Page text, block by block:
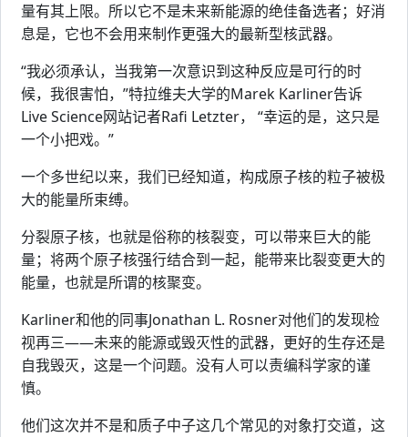
量有其上限。所以它不是未来新能源的绝佳备选者；好消
息是，它也不会用来制作更强大的最新型核武器。
“我必须承认，当我第一次意识到这种反应是可行的时
候，我很害怕，”特拉维夫大学的Marek Karliner告诉
Live Science网站记者Rafi Letzter， “幸运的是，这只是
一个小把戏。”
一个多世纪以来，我们已经知道，构成原子核的粒子被极
大的能量所束缚。
分裂原子核，也就是俗称的核裂变，可以带来巨大的能
量；将两个原子核强行结合到一起，能带来比裂变更大的
能量，也就是所谓的核聚变。
Karliner和他的同事Jonathan L. Rosner对他们的发现检
视再三——未来的能源或毁灭性的武器，更好的生存还是
自我毁灭，这是一个问题。没有人可以责编科学家的谨
慎。
他们这次并不是和质子中子这几个常见的对象打交道，这